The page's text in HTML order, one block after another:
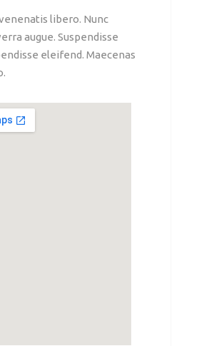
libero. Nunc
augue. Suspendisse
eleifend. Maecenas